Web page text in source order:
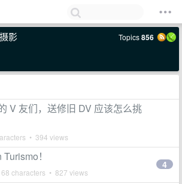
摄影 Topics856
V 友们，送修旧 DV 应该怎么挑
• 394 views
！
characters • 827 views
4